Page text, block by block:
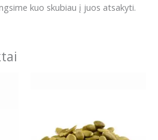
kuo skubiau į juos atsakyti.
multiple
variants.